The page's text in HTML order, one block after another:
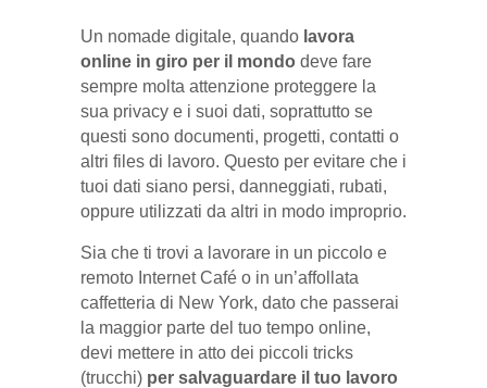
Un nomade digitale, quando lavora
online in giro per il mondo deve fare
sempre molta attenzione proteggere la
sua privacy e i suoi dati, soprattutto se
questi sono documenti, progetti, contatti o
altri files di lavoro. Questo per evitare che i
tuoi dati siano persi, danneggiati, rubati,
oppure utilizzati da altri in modo improprio.
Sia che ti trovi a lavorare in un piccolo e
remoto Internet Café o in un’affollata
caffetteria di New York, dato che passerai
la maggior parte del tuo tempo online,
devi mettere in atto dei piccoli tricks
(trucchi) per salvaguardare il tuo lavoro